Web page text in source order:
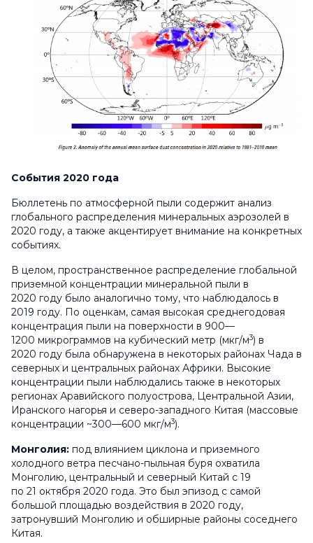
События 2020 года
Бюллетень по атмосферной пыли содержит анализ
глобального распределения минеральных аэрозолей в
2020 году, а также акцентирует внимание на конкретных
событиях.
В целом, пространственное распределение глобальной
приземной концентрации минеральной пыли в
2020 году было аналогично тому, что наблюдалось в
2019 году. По оценкам, самая высокая среднегодовая
концентрация пыли на поверхности в 900—
1200 микрограммов на кубический метр (мкг/м3) в
2020 году была обнаружена в некоторых районах Чада в
северных и центральных районах Африки. Высокие
концентрации пыли наблюдались также в некоторых
регионах Аравийского полуострова, Центральной Азии,
Иранского нагорья и северо-западного Китая (массовые
концентрации ~300—600 мкг/м3).
Монголия: под влиянием циклона и приземного
холодного ветра песчано-пыльная буря охватила
Монголию, центральный и северный Китай с 19
по 21 октября 2020 года. Это был эпизод с самой
большой площадью воздействия в 2020 году,
затронувший Монголию и обширные районы соседнего
Китая.